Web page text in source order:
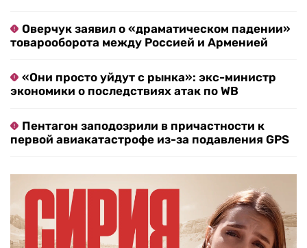
Оверчук заявил о «драматическом падении»
товарооборота между Россией и Арменией
«Они просто уйдут с рынка»: экс-министр
экономики о последствиях атак по WB
Пентагон заподозрили в причастности к
первой авиакатастрофе из-за подавления GPS